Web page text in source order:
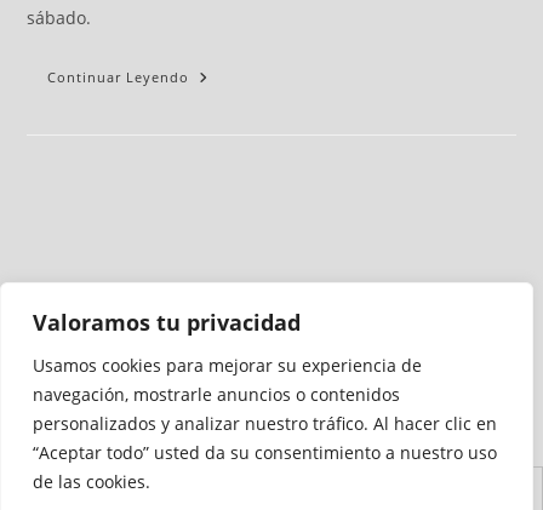
Valoramos tu privacidad
Usamos cookies para mejorar su experiencia de
navegación, mostrarle anuncios o contenidos
personalizados y analizar nuestro tráfico. Al hacer clic en
“Aceptar todo” usted da su consentimiento a nuestro uso
de las cookies.
sábado.
Continuar Leyendo
Medio auditado por